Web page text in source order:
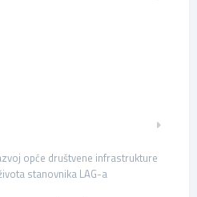
opće društvene infrastrukture
stanovnika LAG-a